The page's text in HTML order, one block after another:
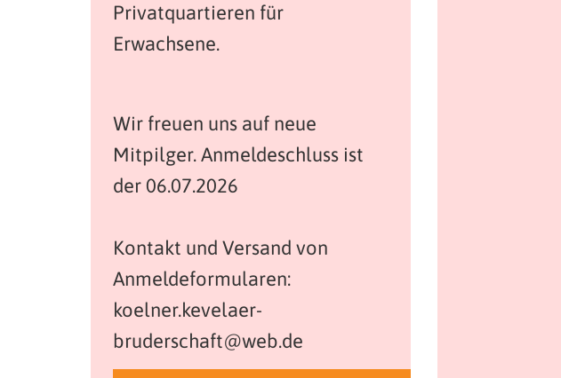
Privatquartieren für
Erwachsene.
Wir freuen uns auf neue
Mitpilger. Anmeldeschluss ist
der 06.07.2026
Kontakt und Versand von
Anmeldeformularen:
koelner.kevelaer-
bruderschaft@web.de